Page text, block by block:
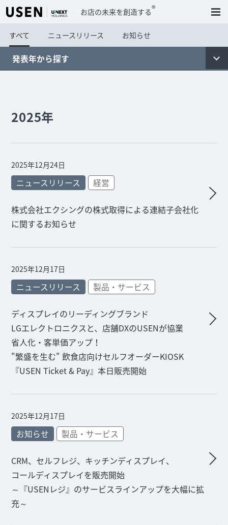
お店の未来を創造する®
すべて ニュースリリース お知らせ
発表年から探す
2025年
2025年12月24日
ニュースリリース 経営
株式会社エクシングの株式取得による連結子会社化
に関するお知らせ
2025年12月17日
ニュースリリース 製品・サービス
ディスプレイのリーディングブランド
LGエレクトロニクスと、店舗DXのUSENが協業
省人化・客単価アップ！
"繁盛を生む" 飲食店向けセルフオーダーKIOSK
『USEN Ticket & Pay』本日販売開始
2025年12月17日
お知らせ 製品・サービス
CRM、セルフレジ、キッチンディスプレイ、
コールディスプレイを販売開始
～『USENレジ』のサービスラインアップを大幅に拡
充～